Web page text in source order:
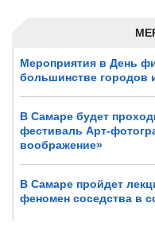
Мероприятия в День
большинстве городов
В Самаре будет
фестиваль Арт-
воображение»
В Самаре пройдет
феномен соседства в